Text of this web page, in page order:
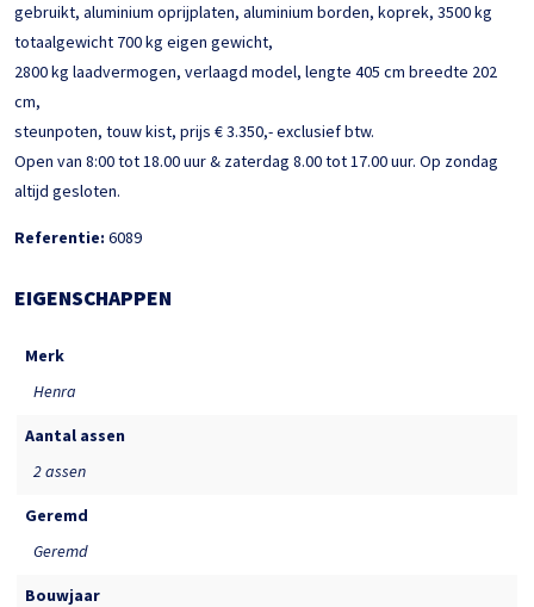
gebruikt, aluminium oprijplaten, aluminium borden, koprek, 3500 kg
totaalgewicht 700 kg eigen gewicht,
2800 kg laadvermogen, verlaagd model, lengte 405 cm breedte 202
cm,
steunpoten, touw kist, prijs € 3.350,- exclusief btw.
Open van 8:00 tot 18.00 uur & zaterdag 8.00 tot 17.00 uur. Op zondag
altijd gesloten.
Referentie: 6089
EIGENSCHAPPEN
Merk
Henra
Aantal assen
2 assen
Geremd
Geremd
Bouwjaar